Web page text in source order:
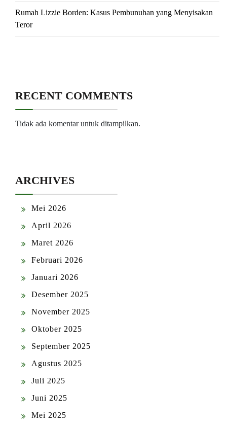
Rumah Lizzie Borden: Kasus Pembunuhan yang Menyisakan
Teror
RECENT COMMENTS
Tidak ada komentar untuk ditampilkan.
ARCHIVES
Mei 2026
April 2026
Maret 2026
Februari 2026
Januari 2026
Desember 2025
November 2025
Oktober 2025
September 2025
Agustus 2025
Juli 2025
Juni 2025
Mei 2025